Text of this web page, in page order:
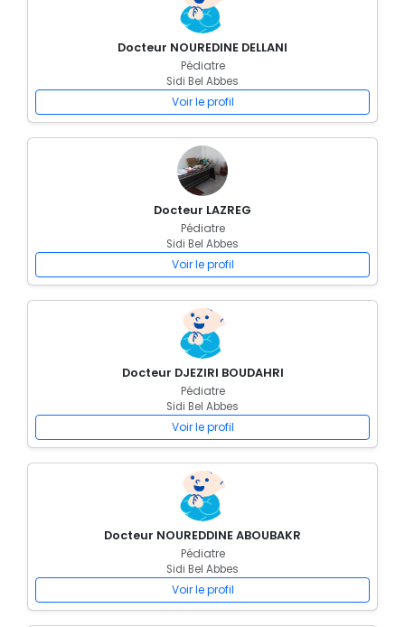
Docteur NOUREDINE DELLANI
Pédiatre
Sidi Bel Abbes
Voir le profil
Docteur LAZREG
Pédiatre
Sidi Bel Abbes
Voir le profil
Docteur DJEZIRI BOUDAHRI
Pédiatre
Sidi Bel Abbes
Voir le profil
Docteur NOUREDDINE ABOUBAKR
Pédiatre
Sidi Bel Abbes
Voir le profil